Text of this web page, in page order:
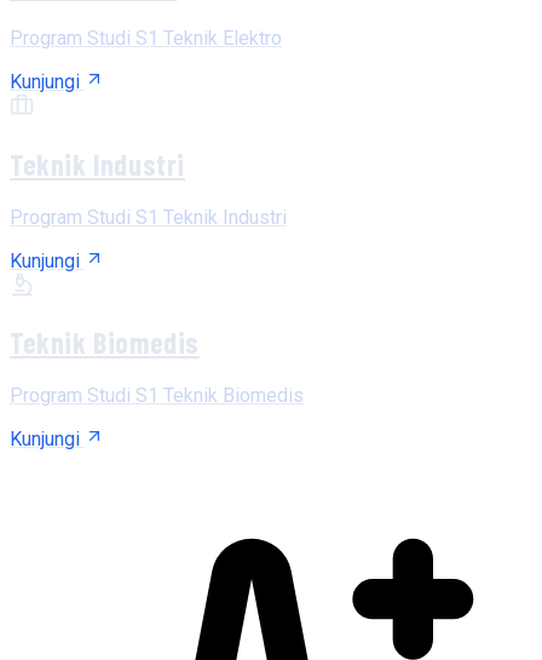
Program Studi S1 Teknik Elektro
Kunjungi
Teknik Industri
Program Studi S1 Teknik Industri
Kunjungi
Teknik Biomedis
Program Studi S1 Teknik Biomedis
Kunjungi